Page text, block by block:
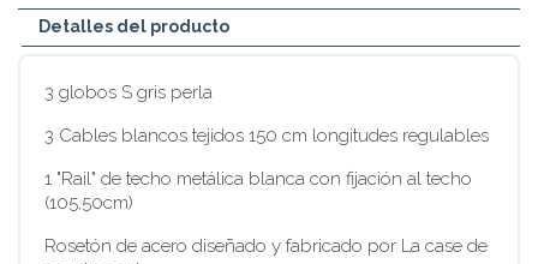
Detalles del producto
3 globos S gris perla
3 Cables blancos tejidos 150 cm longitudes regulables
1 "Rail" de techo metálica blanca con fijación al techo
(105,50cm)
Rosetón de acero diseñado y fabricado por La case de